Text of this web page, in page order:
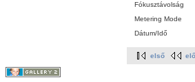
Fókusztávolság
Metering Mode
Dátum/Idő
első